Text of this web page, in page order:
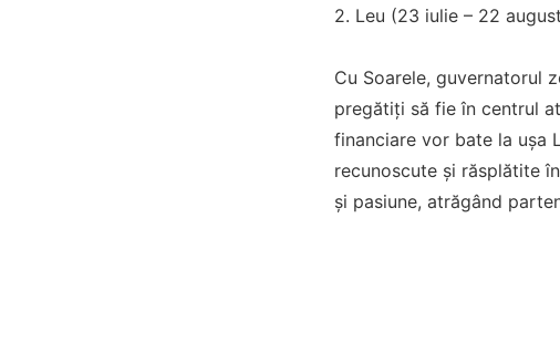
2. Leu (23 iulie – 22
Cu Soarele, guvernatorul
pregătiți să fie în centrul
financiare vor bate la ușa
recunoscute și răsplătite
și pasiune, atrăgând